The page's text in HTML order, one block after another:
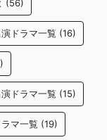
(56)
ドラマ一覧 (16)
ドラマ一覧 (15)
マ一覧 (19)